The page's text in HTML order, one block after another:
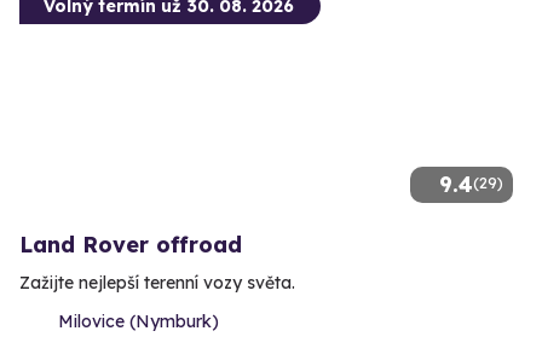
9.4(29)
Volný termín už 30. 08. 2026
Land Rover offroad
Zažijte nejlepší terenní vozy světa.
Milovice (Nymburk)